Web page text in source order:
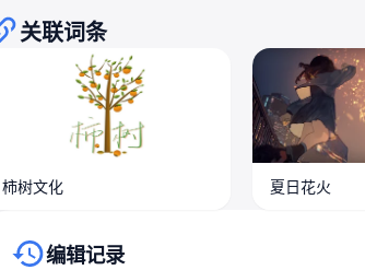
关联词条
柿树文化 夏日花火
编辑记录